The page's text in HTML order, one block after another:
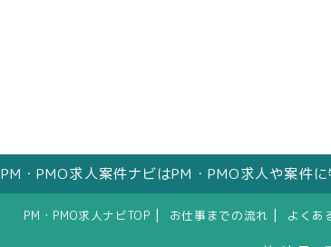
PM・PMO求人案件ナビはPM・PMO求人や案件
PM・PMO求人ナビTOP お仕事までの流れ よくあ